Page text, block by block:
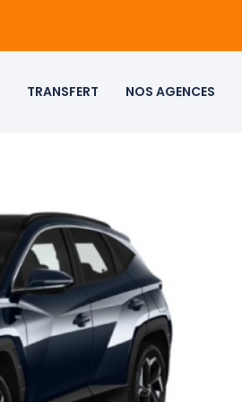
TRANSFERT NOS AGENCES